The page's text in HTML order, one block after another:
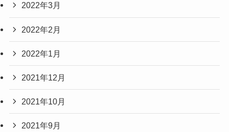
2022年3月
2022年2月
2022年1月
2021年12月
2021年10月
2021年9月